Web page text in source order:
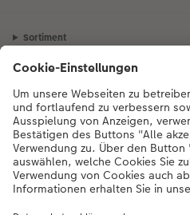
Sortiment
Bei Fragen zu Produkten oder der
Montag bis Samstag von 8:00 –
20:00 Uhr (gesetzliche
Telefonnummer044